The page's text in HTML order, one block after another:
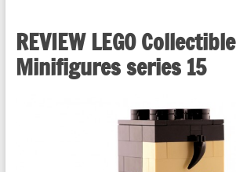
REVIEW LEGO Collectible
Minifigures series 15